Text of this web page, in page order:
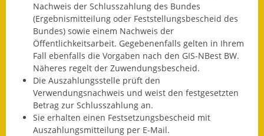
Vereine
Wirtschaft
Ausschreibung von
Baumaßnahmen
Firmenliste
Nachweis der Schlusszahlung des Bundes
(Ergebnismitteilung oder Feststellungsbescheid des
Bundes) sowie einem Nachweis der
Öffentlichkeitsarbeit. Gegebenenfalls gelten in Ihrem
Fall ebenfalls die Vorgaben nach den GIS-NBest BW.
Näheres regelt der Zuwendungsbescheid.
Die Auszahlungsstelle prüft den
Verwendungsnachweis und weist den festgesetzten
Betrag zur Schlusszahlung an.
Sie erhalten einen Festsetzungsbescheid mit
Auszahlungsmitteilung per E-Mail.